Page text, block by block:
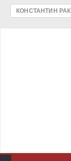
КОНСТАНТИН